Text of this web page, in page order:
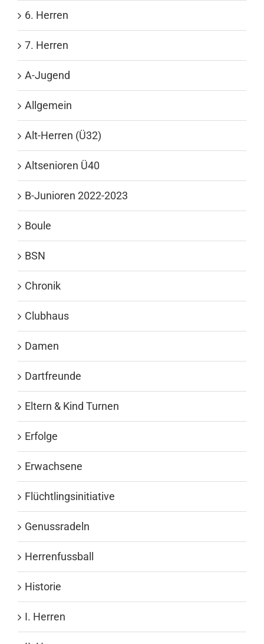
6. Herren
7. Herren
A-Jugend
Allgemein
Alt-Herren (Ü32)
Altsenioren Ü40
B-Junioren 2022-2023
Boule
BSN
Chronik
Clubhaus
Damen
Dartfreunde
Eltern & Kind Turnen
Erfolge
Erwachsene
Flüchtlingsinitiative
Genussradeln
Herrenfussball
Historie
I. Herren